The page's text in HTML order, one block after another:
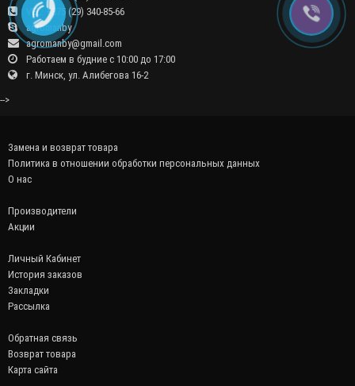
VEL: +375 (29) 340-85-66
agromanby
agromanby@gmail.com
Работаем в будние с 10:00 до 17:00
г. Минск, ул. Алибегова 16-2
-->
Замена и возврат товара
Политика в отношении обработки персональных данных
О нас
Производители
Акции
Личный Кабинет
История заказов
Закладки
Рассылка
Обратная связь
Возврат товара
Карта сайта